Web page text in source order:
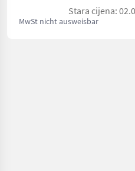
Stara cijena:
MwSt nicht ausweisbar